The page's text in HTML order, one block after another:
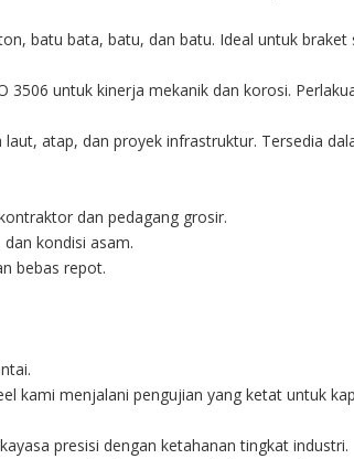
batu bata, batu, dan batu. Ideal untuk braket
3506 untuk kinerja mekanik dan korosi.
atap, dan proyek infrastruktur. Tersedia
dan pedagang grosir.
kondisi asam.
bebas repot.
kami menjalani pengujian yang ketat untuk
presisi dengan ketahanan tingkat industri.